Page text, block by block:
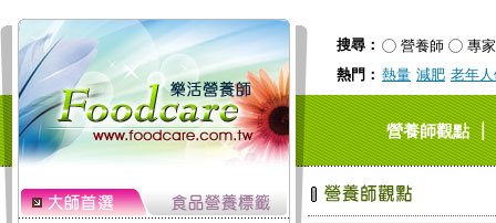
搜尋： 營養師
專家
熱門： 熱量 減肥 老年
營養師觀點｜